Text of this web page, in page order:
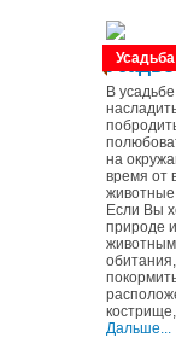
В
на
время от
Если Вы
природе
Дальше...